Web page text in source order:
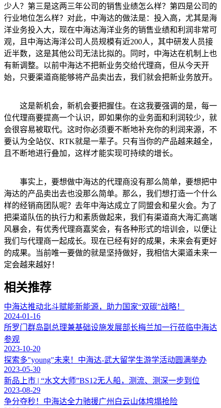
少人？第三是这两三年公司的销售业绩怎么样？第四是公司的
行业地位怎么样？对此，中海达的做法是：投入高，尤其是海
洋业务投入大，现在中海达海洋业务的销售业绩和利润非常可
观，且中海达海洋公司人员规模有近200人，其中研发人员接
近半数，这是其他公司无法比拟的。同时，中海达在机制上也
有新调整。以前中海达不把新业务交给代理商，但从今天开
始，只要渠道商能够将产品卖出去，我们就会把新业务放开。
这是新机会，新机会要把握住。在这我要强调的是，每一
位代理商要提高一个认识，即如果你的业务面和利润较少，就
会很容易被取代。这时你必须要不断地补充你的利润来源，不
要认为全站仪、RTK就是一辈子。只有当你的产品越来越全，
且不断地进行叠加，这样才能实现可持续的增长。
事实上，要想做中海达的代理商没有那么简单，要想把中
海达的产品卖出去也没那么简单。那么，我们想打造一个什么
样的经销商团队呢？去年中海达成立了同盟会和星火会。为了
把渠道队伍的执行力和素质做起来，我们有渠道商大海汇高端
风暴会，有优秀代理商嘉奖会，有各种形式的培训会，以便让
我们与代理商一起成长。现在已经有好的成果，未来会有更好
的成果。当前唯一要做的就是坚持做好，我相信大渠道未来一
定会越来越好！
相关推荐
中海达推动北斗赋能新能源，助力国家“双碳”战略！
2024-01-16
所罗门群岛副总理兼基础设施发展部长梅兰加一行莅临中海达
参观
2023-10-20
探索多"young"未来！中海达-武大留学生游学活动圆满举办
2023-05-30
新品上市 | “水文大师”BS12无人船，测流、测深一步到位
2023-08-29
争分夺秒！中海达全力驰援广州白云山体垮塌抢险